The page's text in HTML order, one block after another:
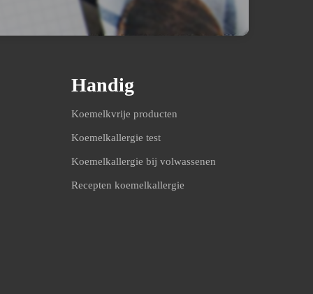
Handig
Koemelkvrije producten
Koemelkallergie test
Koemelkallergie bij volwassenen
Recepten koemelkallergie